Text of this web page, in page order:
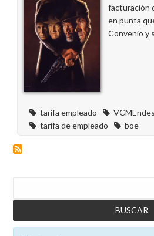
facturación
en punta
Convenio y
tarifa empleado
tarifa de empleado
boe